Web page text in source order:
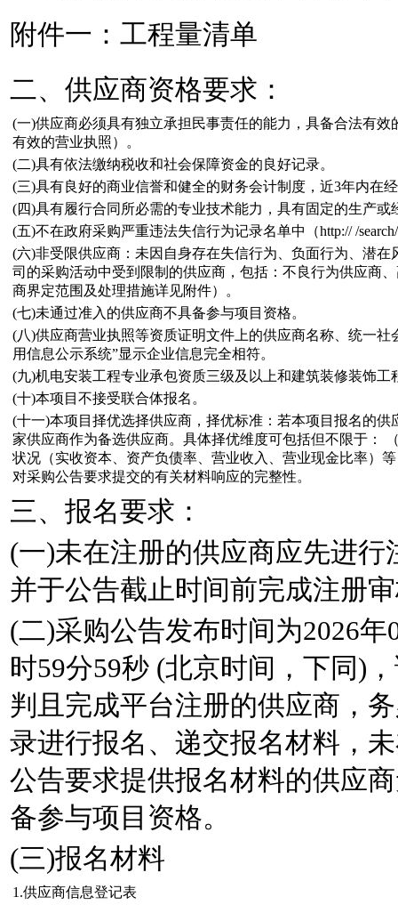
附件一：工程量清单
二、供应商资格要求：
(一)供应商必须具有独立承担民事责任的能力，具备合法有
有效的营业执照）。
(二)具有依法缴纳税收和社会保障资金的良好记录。
(三)具有良好的商业信誉和健全的财务会计制度，近3年内在
(四)具有履行合同所必需的专业技术能力，具有固定的生产
(五)不在政府采购严重违法失信行为记录名单中（http:// /
(六)非受限供应商：未因自身存在失信行为、负面行为、潜
司的采购活动中受到限制的供应商，包括：不良行为供应商
商界定范围及处理措施详见附件）。
(七)未通过准入的供应商不具备参与项目资格。
(八)供应商营业执照等资质证明文件上的供应商名称、统一
用信息公示系统”显示企业信息完全相符。
(九)机电安装工程专业承包资质三级及以上和建筑装修装饰工
(十)本项目不接受联合体报名。
(十一)本项目择优选择供应商，择优标准：若本项目报名的
家供应商作为备选供应商。具体择优维度可包括但不限于：
状况（实收资本、资产负债率、营业收入、营业现金比率）
对采购公告要求提交的有关材料响应的完整性。
三、报名要求：
(一)未在注册的供应商应先进
并于公告截止时间前完成注册
(二)采购公告发布时间为2026年
时59分59秒 (北京时间，下同)
判且完成平台注册的供应商，
录进行报名、递交报名材料，
公告要求提供报名材料的供应
备参与项目资格。
(三)报名材料
1.供应商信息登记表